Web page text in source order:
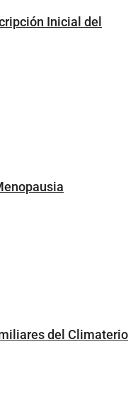
Inicial del
del Climaterio